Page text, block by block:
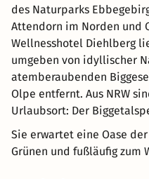
des Naturparks
Attendorn im Norden und
Wellnesshotel Diehlberg
umgeben von idyllischer
atemberaubenden
Olpe entfernt. Aus NRW
Urlaubsort: Der
Sie erwartet eine Oase
Grünen und fußläufig zum